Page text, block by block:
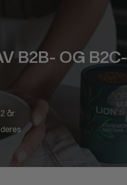
B2B- OG B2C-
år